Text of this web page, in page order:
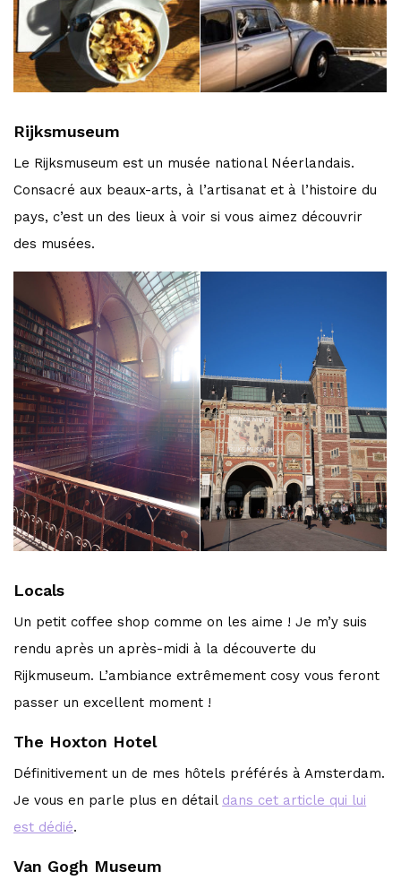
Rijksmuseum
Le Rijksmuseum est un musée national Néerlandais.
Consacré aux beaux-arts, à l’artisanat et à l’histoire du
pays, c’est un des lieux à voir si vous aimez découvrir
des musées.
Locals
Un petit coffee shop comme on les aime ! Je m’y suis
rendu après un après-midi à la découverte du
Rijkmuseum. L’ambiance extrêmement cosy vous feront
passer un excellent moment !
The Hoxton Hotel
Définitivement un de mes hôtels préférés à Amsterdam.
Je vous en parle plus en détail dans cet article qui lui
est dédié.
Van Gogh Museum